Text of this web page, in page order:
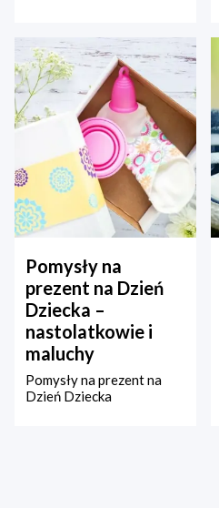
Pomysły na
prezent na Dzień
Dziecka –
nastolatkowie i
maluchy
Pomysły na prezent na
Dzień Dziecka